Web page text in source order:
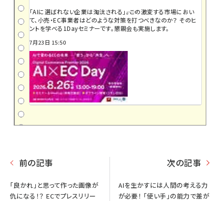
「AIに選ばれない企業は淘汰される」――。この激変する市場におい
て、小売・EC事業者はどのような対策を打つべきなのか？ そのヒ
ントを学べる1Dayセミナーです。懇親会も実施します。
7月23日 15:50
前の記事
「良かれ」と思って作った画像が
仇になる！？ ECでプレスリリー
次の記事
AIを生かすには人間の考える力
が必要！ 「使い手」の能力で差が